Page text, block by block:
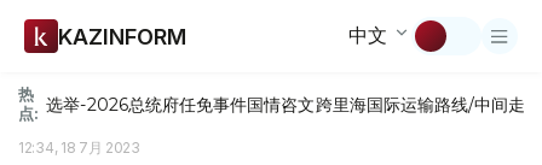
KAZINFORM 中文
热
点: 选举-2026总统府任免事件国情咨文跨里海国际运输路线/中间走廊
12:34, 18 7月 2023